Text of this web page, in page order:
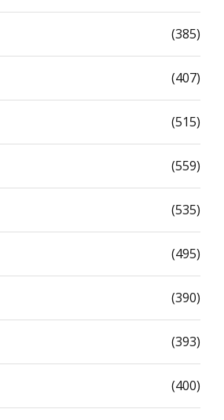
(385)
(407)
(515)
(559)
(535)
(495)
(390)
(393)
(400)